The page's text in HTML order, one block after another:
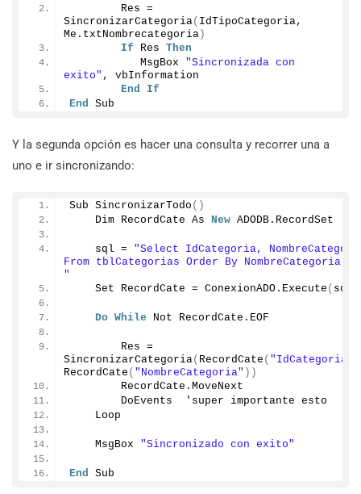
SincronizarCategoria( IdTipoCategoria,
Me. txtNombrecategoria )
If Res Then
           MsgBox
"Sincronizada con
exito" , vbInformation
End
If
End Sub
Y la segunda opción es hacer una consulta y recorrer una a
uno e ir sincronizando:
Sub SincronizarTodo ()
    Dim RecordCate As
New ADODB. RecordSet
    sql =
"Select IdCategoria,
From tblCategorias Order By NombreCategoria
"
    Set RecordCate = ConexionADO.
Execute ( sql
Do While Not RecordCate. EOF
SincronizarCategoria( RecordCate ( "IdCategoria"
RecordCate ( "NombreCategoria" ))
        RecordCate.
MoveNext
        DoEvents  'super importante esto
    Loop
    MsgBox
"Sincronizado con exito"
End Sub